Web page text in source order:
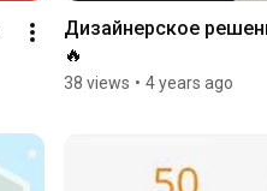
Дизайнерское
🔥
38 views • 4 years ago